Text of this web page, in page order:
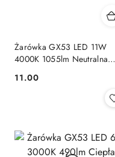
Żarówka GX53 LED 11W
4000K 1055lm Neutralna
120°
Cena:
11.00